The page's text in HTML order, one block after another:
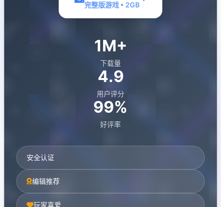
完整版游戏 • 2GB
1M+
下载量
4.9
用户评分
99%
好评率
安全认证
编辑推荐
玩家喜爱